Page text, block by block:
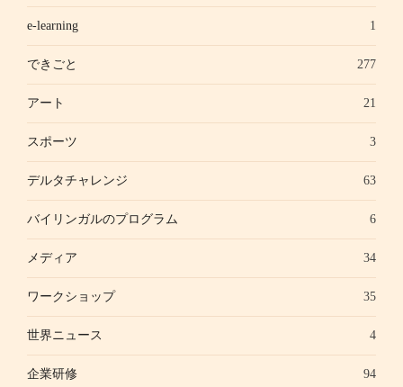
e-learning 1
できごと 277
アート 21
スポーツ 3
デルタチャレンジ 63
バイリンガルのプログラム 6
メディア 34
ワークショップ 35
世界ニュース 4
企業研修 94